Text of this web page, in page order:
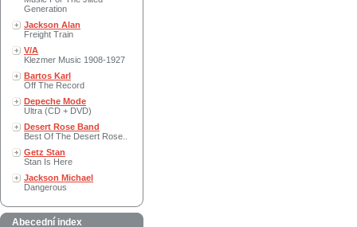
Generation
Jackson Alan
Freight Train
V/A
Klezmer Music 1908-1927
Bartos Karl
Off The Record
Depeche Mode
Ultra (CD + DVD)
Desert Rose Band
Best Of The Desert Rose..
Getz Stan
Stan Is Here
Jackson Michael
Dangerous
Abecední index